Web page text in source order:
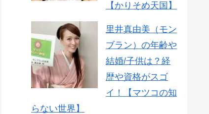
【かりそめ天国】
里井真由美（モン
ブラン）の年齢や
結婚/子供は？経
歴や資格がスゴ
イ！【マツコの知
らない世界】